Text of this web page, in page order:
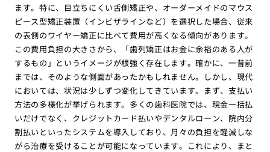
ます。特に、目立ちにくい舌側矯正や、オーダーメイドのマウス
ピース型矯正装置（インビザラインなど）を選択した場合、従来
の表側のワイヤー矯正に比べて費用が高くなる傾向があります。
この費用負担の大きさから、「歯列矯正はお金に余裕のある人が
するもの」というイメージが根強く存在します。確かに、一昔前
までは、そのような側面があったかもしれません。しかし、現代
においては、状況は少しずつ変化してきています。まず、支払い
方法の多様化が挙げられます。多くの歯科医院では、現金一括払
いだけでなく、クレジットカード払いやデンタルローン、院内分
割払いといったシステムを導入しており、月々の負担を軽減しな
がら治療を受けることが可能になっています。これにより、まと